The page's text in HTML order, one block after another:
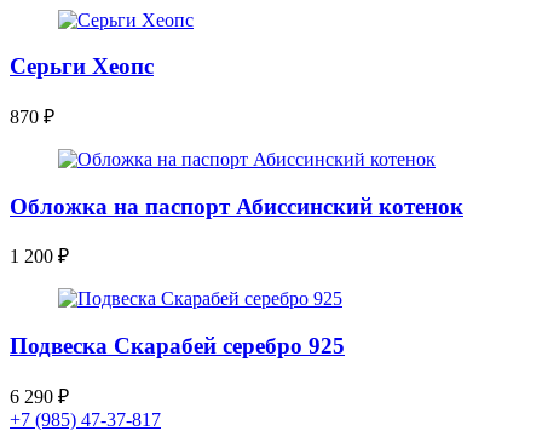
Серьги Хеопс
870 ₽
Обложка на паспорт Абиссинский котенок
1 200 ₽
Подвеска Скарабей серебро 925
6 290 ₽
+7 (985) 47-37-817